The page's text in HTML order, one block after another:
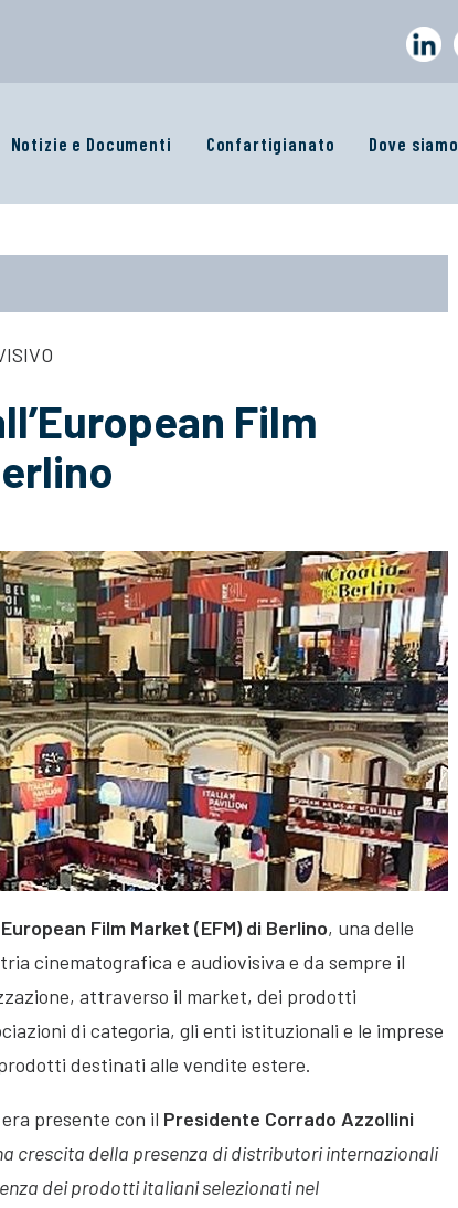
Notizie e Documenti Confartigianato Dove siamo
Film
European Film Market (EFM) di Berlino, una delle
cinematografica e audiovisiva e da sempre il
attraverso il market, dei prodotti
di categoria, gli enti istituzionali e le imprese
destinati alle vendite estere.
era presente con il Presidente Corrado Azzollini
crescita della presenza di distributori internazionali
dei prodotti italiani selezionati nel